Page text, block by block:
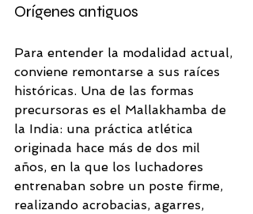
Orígenes antiguos
Para entender la modalidad actual,
conviene remontarse a sus raíces
históricas. Una de las formas
precursoras es el Mallakhamba de
la India: una práctica atlética
originada hace más de dos mil
años, en la que los luchadores
entrenaban sobre un poste firme,
realizando acrobacias, agarres,